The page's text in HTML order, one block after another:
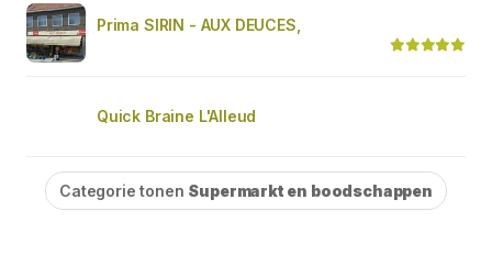
Prima SIRIN - AUX DEUCES,
Quick Braine L'Alleud
Categorie tonen Supermarkt en boodschappen